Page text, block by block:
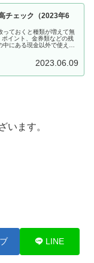
チェック（2023年6
っておくと種類が増えて無
イント、金券類などの残
にある現金以外で使える
2023.06.09
います。
LINE